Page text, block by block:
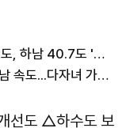
서울 8년 만에 40도 넘어…노원 40.2도, 하남 40.7도 '극한폭염'
이현재 하남시장, 아이 키우기 좋은 하남 속도...다자녀 가구 수도요금 감면 확대
선도 △하수도 보